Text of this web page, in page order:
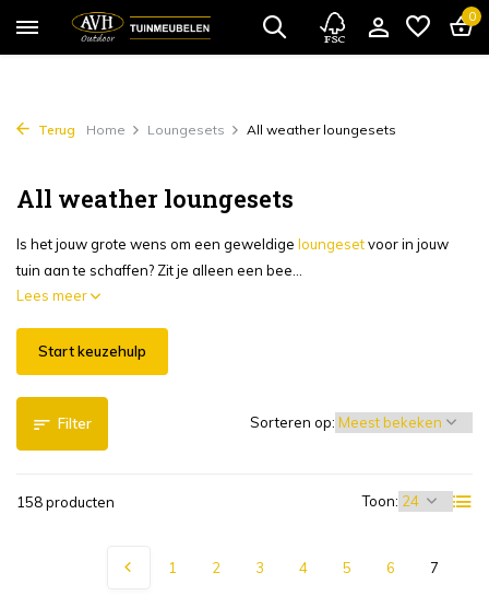
0
Terug Home Loungesets All weather loungesets
All weather loungesets
Is het jouw grote wens om een geweldige loungesetvoor in jouw
tuin aan te schaffen? Zit je alleen een bee...
Lees meer
Start keuzehulp
Filter
158 producten Toon:
Sorteren op:
1 2 3 4 5 6 7